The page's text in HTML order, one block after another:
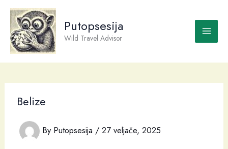
Skip
content
Putopsesija
Wild Travel Advisor
Belize
By Putopsesija / 27 veljače, 2025